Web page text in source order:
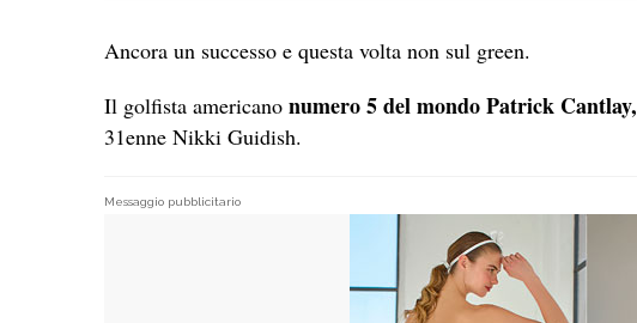
Ancora un successo e questa volta non sul green.
Il golfista americano numero 5 del mondo Patrick Cantlay,
31enne Nikki Guidish.
Messaggio pubblicitario